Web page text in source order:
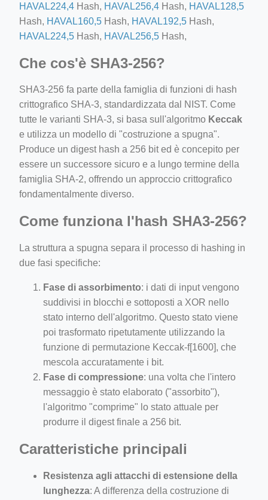
HAVAL224,4 Hash, HAVAL256,4 Hash, HAVAL128,5
Hash, HAVAL160,5 Hash, HAVAL192,5 Hash,
HAVAL224,5 Hash, HAVAL256,5 Hash,
Che cos'è SHA3-256?
SHA3-256 fa parte della famiglia di funzioni di hash
crittografico SHA-3, standardizzata dal NIST. Come
tutte le varianti SHA-3, si basa sull'algoritmo Keccak
e utilizza un modello di "costruzione a spugna".
Produce un digest hash a 256 bit ed è concepito per
essere un successore sicuro e a lungo termine della
famiglia SHA-2, offrendo un approccio crittografico
fondamentalmente diverso.
Come funziona l'hash SHA3-256?
La struttura a spugna separa il processo di hashing in
due fasi specifiche:
Fase di assorbimento: i dati di input vengono
suddivisi in blocchi e sottoposti a XOR nello
stato interno dell'algoritmo. Questo stato viene
poi trasformato ripetutamente utilizzando la
funzione di permutazione Keccak-f[1600], che
mescola accuratamente i bit.
Fase di compressione: una volta che l'intero
messaggio è stato elaborato ("assorbito"),
l'algoritmo "comprime" lo stato attuale per
produrre il digest finale a 256 bit.
Caratteristiche principali
Resistenza agli attacchi di estensione della
lunghezza: A differenza della costruzione di